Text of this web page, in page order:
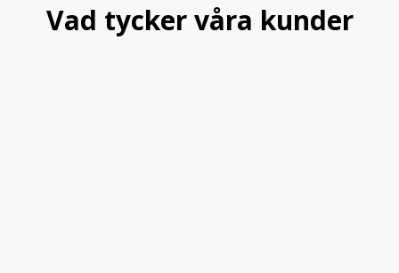
Vad tycker våra kunder